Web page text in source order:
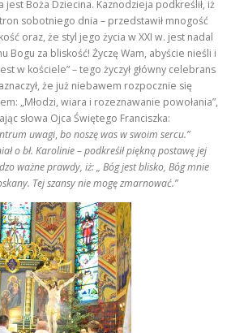
jest Boża Dziecina. Kaznodzieja podkreślił, iż
sobotniego dnia – przedstawił mnogość
oraz, że styl jego życia w XXI w. jest nadal
Bogu za bliskość! Życzę Wam, abyście nieśli i
w kościele” – tego życzył główny celebrans
że już niebawem rozpocznie się
„Młodzi, wiara i rozeznawanie powołania”,
słowa Ojca Świętego Franciszka:
uwagi, bo noszę was w swoim sercu.”
o bł. Karolinie – podkreśił piękną postawę jej
ważne prawdy, iż: „ Bóg jest blisko, Bóg mnie
Tej szansy nie mogę zmarnować.”